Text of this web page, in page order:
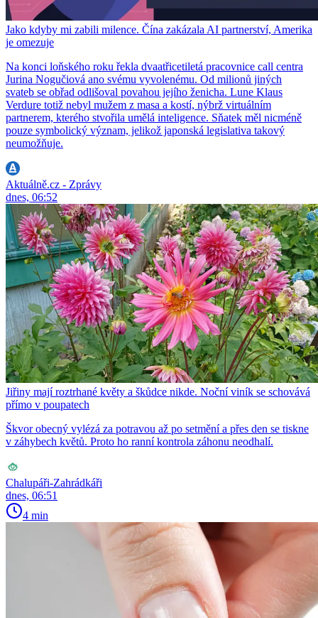
Jako kdyby mi zabili milence. Čína zakázala AI partnerství, Amerika
je omezuje
Na konci loňského roku řekla dvaatřicetiletá pracovnice call centra
Jurina Nogučiová ano svému vyvolenému. Od milionů jiných
svateb se obřad odlišoval povahou jejího ženicha. Lune Klaus
Verdure totiž nebyl mužem z masa a kostí, nýbrž virtuálním
partnerem, kterého stvořila umělá inteligence. Sňatek měl nicméně
pouze symbolický význam, jelikož japonská legislativa takový
neumožňuje.
Aktuálně.cz - Zprávy
dnes, 06:52
Jiřiny mají roztrhané květy a škůdce nikde. Noční viník se schovává
přímo v poupatech
Škvor obecný vylézá za potravou až po setmění a přes den se tiskne
v záhybech květů. Proto ho ranní kontrola záhonu neodhalí.
Chalupáři-Zahrádkáři
dnes, 06:51
4 min